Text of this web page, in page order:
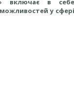
включає в себе
у сфері